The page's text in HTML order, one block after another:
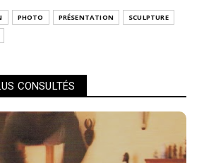
PHOTO PRÉSENTATION
SCULPTURE
CONSULTÉS